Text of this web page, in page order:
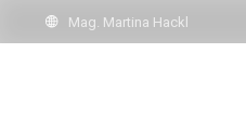
Mag. Martina Hackl